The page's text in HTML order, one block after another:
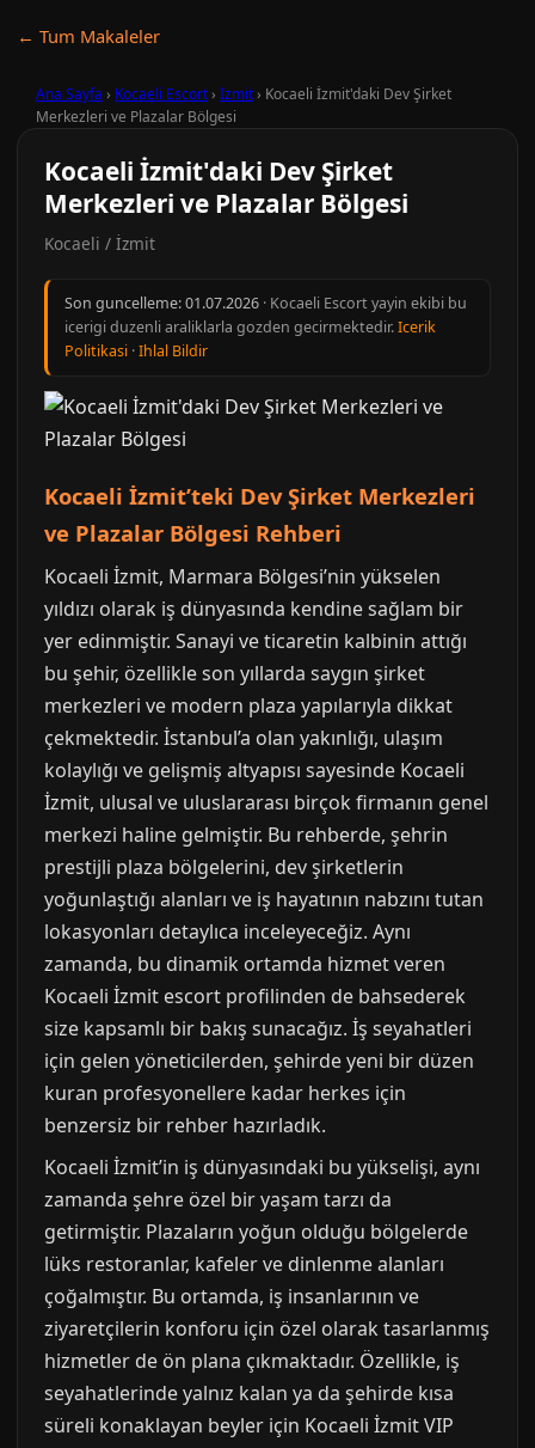
← Tum Makaleler
Ana Sayfa › Kocaeli Escort› İzmit› Kocaeli İzmit'daki Dev Şirket
Merkezleri ve Plazalar Bölgesi
Kocaeli İzmit'daki Dev Şirket
Merkezleri ve Plazalar Bölgesi
Kocaeli / İzmit
Son guncelleme:01.07.2026 · Kocaeli Escort yayin ekibi bu
icerigi duzenli araliklarla gozden gecirmektedir.Icerik
Politikasi ·Ihlal Bildir
Kocaeli İzmit’teki Dev Şirket Merkezleri
ve Plazalar Bölgesi Rehberi
Kocaeli İzmit, Marmara Bölgesi’nin yükselen
yıldızı olarak iş dünyasında kendine sağlam bir
yer edinmiştir. Sanayi ve ticaretin kalbinin attığı
bu şehir, özellikle son yıllarda saygın şirket
merkezleri ve modern plaza yapılarıyla dikkat
çekmektedir. İstanbul’a olan yakınlığı, ulaşım
kolaylığı ve gelişmiş altyapısı sayesinde Kocaeli
İzmit, ulusal ve uluslararası birçok firmanın genel
merkezi haline gelmiştir. Bu rehberde, şehrin
prestijli plaza bölgelerini, dev şirketlerin
yoğunlaştığı alanları ve iş hayatının nabzını tutan
lokasyonları detaylıca inceleyeceğiz. Aynı
zamanda, bu dinamik ortamda hizmet veren
Kocaeli İzmit escort profilinden de bahsederek
size kapsamlı bir bakış sunacağız. İş seyahatleri
için gelen yöneticilerden, şehirde yeni bir düzen
kuran profesyonellere kadar herkes için
benzersiz bir rehber hazırladık.
Kocaeli İzmit’in iş dünyasındaki bu yükselişi, aynı
zamanda şehre özel bir yaşam tarzı da
getirmiştir. Plazaların yoğun olduğu bölgelerde
lüks restoranlar, kafeler ve dinlenme alanları
çoğalmıştır. Bu ortamda, iş insanlarının ve
ziyaretçilerin konforu için özel olarak tasarlanmış
hizmetler de ön plana çıkmaktadır. Özellikle, iş
seyahatlerinde yalnız kalan ya da şehirde kısa
süreli konaklayan beyler için Kocaeli İzmit VIP